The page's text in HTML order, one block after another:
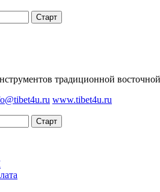
традиционной
www.tibet4u.ru